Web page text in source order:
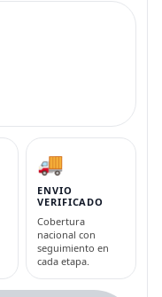
🚚
ENVIO
VERIFICADO
Cobertura
nacional con
seguimiento en
cada etapa.